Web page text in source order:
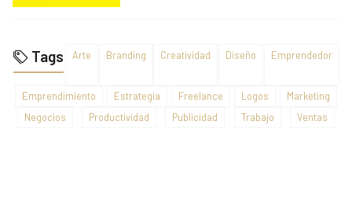
Tags Arte Branding Creatividad Diseño Emprendedor
Emprendimiento Estrategia Freelance Logos
Marketing
Negocios
Productividad Publicidad Trabajo Ventas